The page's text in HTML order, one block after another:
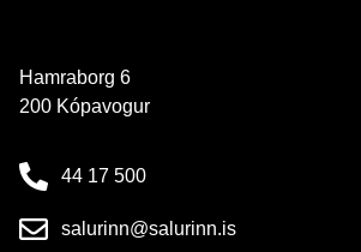
Hamraborg 6
200 Kópavogur
44 17 500
salurinn@salurinn.is